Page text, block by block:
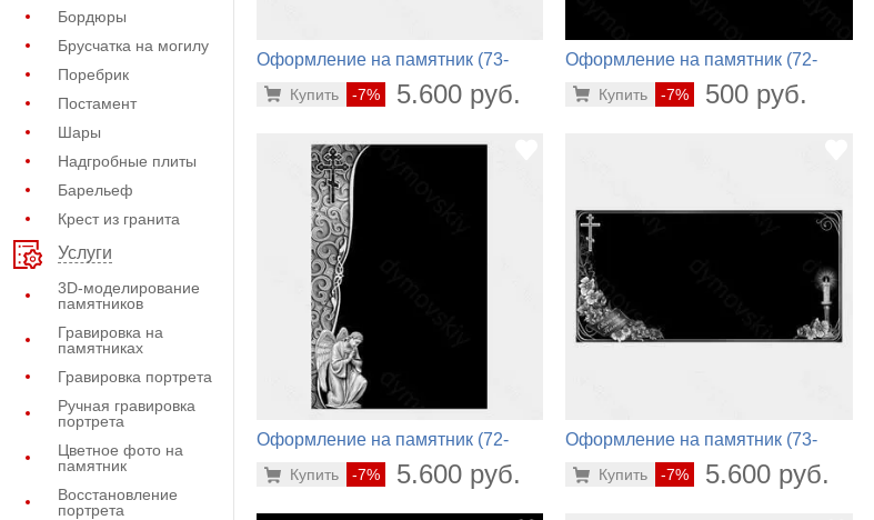
Бордюры
Брусчатка на могилу
Поребрик
Постамент
Шары
Надгробные плиты
Барельеф
Крест из гранита
Услуги
3D-моделирование
памятников
Гравировка на
памятниках
Гравировка портрета
Ручная гравировка
портрета
Цветное фото на
памятник
Восстановление
портрета
Оформление на памятник (73-
-7% 5.600 руб.
Купить
Оформление на памятник (72-
-7% 500 руб.
Купить
Оформление на памятник (72-
-7% 5.600 руб.
Купить
Оформление на памятник (73-
-7% 5.600 руб.
Купить